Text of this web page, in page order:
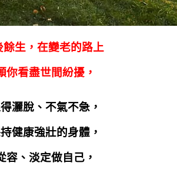
餘生，在變老的路上
你看盡世間紛擾，
灑脫、不氣不急，
健康強壯的身體，
容、淡定做自己，